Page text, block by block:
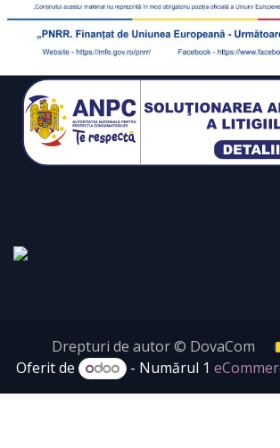
Drepturi de autor © DovaCom
Oferit de - Numărul 1